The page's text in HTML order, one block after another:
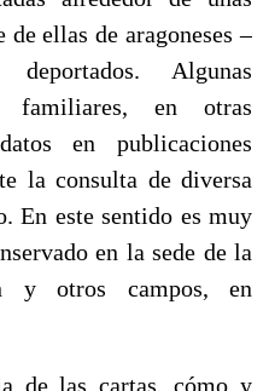
ellas de aragoneses –
Algunas
familiares, en otras
en publicaciones
la consulta de diversa
En este sentido es muy
en la sede de la
y otros campos, en
de las cartas, cómo y